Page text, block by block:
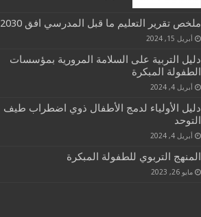
ملخص تقرير التعليم ما قبل المدرسي افق 2030
أبريل 15, 2024
دليل التربية على السلامة المرورية بمؤسسات
الطفولة المبكرة
أبريل 4, 2024
دليل الأولياء لدمج الأطفال ذوي اضطراب طيف
التوحد
أبريل 4, 2024
المنهج التربوي للطفولة المبكرة
مايو 26, 2023